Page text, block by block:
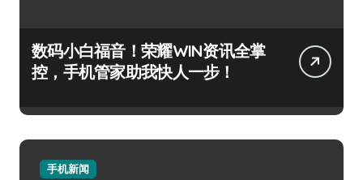
数码小白福音！荣耀WIN资讯全掌
控，手机管家助我快人一步！
手机新闻